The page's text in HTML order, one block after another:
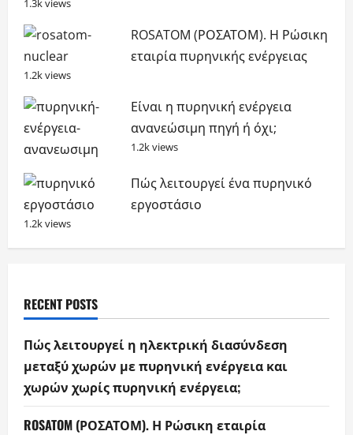
ROSATOM (ΡΟΣΑΤΟΜ). Η Ρώσικη
εταιρία πυρηνικής ενέργειας
1.2k views
Είναι η πυρηνική ενέργεια
ανανεώσιμη πηγή ή όχι;
1.2k views
Πώς λειτουργεί ένα πυρηνικό
εργοστάσιο
1.2k views
RECENT POSTS
Πώς λειτουργεί η ηλεκτρική διασύνδεση
μεταξύ χωρών με πυρηνική ενέργεια και
χωρών χωρίς πυρηνική ενέργεια;
ROSATOM (ΡΟΣΑΤΟΜ). Η Ρώσικη εταιρία